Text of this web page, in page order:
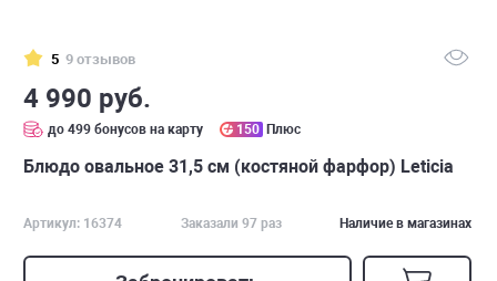
5 9 отзывов
4 990 руб.
до 499 бонусов на карту 150 Плюс
Блюдо овальное 31,5 см (костяной фарфор) Leticia
Артикул: 16374 Заказали 97 раз Наличие в магазинах